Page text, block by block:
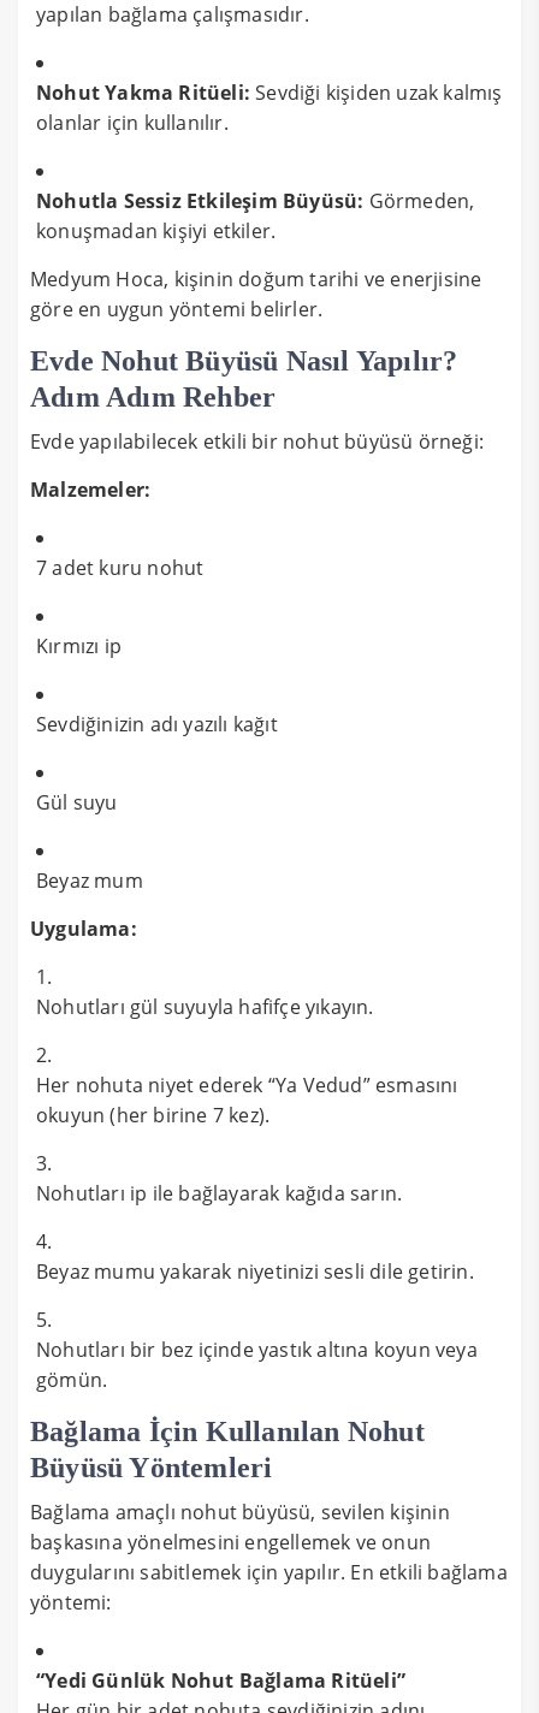
yapılan bağlama çalışmasıdır.
Nohut Yakma Ritüeli: Sevdiği kişiden uzak kalmış
olanlar için kullanılır.
Nohutla Sessiz Etkileşim Büyüsü: Görmeden,
konuşmadan kişiyi etkiler.
Medyum Hoca, kişinin doğum tarihi ve enerjisine
göre en uygun yöntemi belirler.
Evde Nohut Büyüsü Nasıl Yapılır?
Adım Adım Rehber
Evde yapılabilecek etkili bir nohut büyüsü örneği:
Malzemeler:
7 adet kuru nohut
Kırmızı ip
Sevdiğinizin adı yazılı kağıt
Gül suyu
Beyaz mum
Uygulama:
Nohutları gül suyuyla hafifçe yıkayın.
Her nohuta niyet ederek “Ya Vedud” esmasını
okuyun (her birine 7 kez).
Nohutları ip ile bağlayarak kağıda sarın.
Beyaz mumu yakarak niyetinizi sesli dile getirin.
Nohutları bir bez içinde yastık altına koyun veya
gömün.
Bağlama İçin Kullanılan Nohut
Büyüsü Yöntemleri
Bağlama amaçlı nohut büyüsü, sevilen kişinin
başkasına yönelmesini engellemek ve onun
duygularını sabitlemek için yapılır. En etkili bağlama
yöntemi:
“Yedi Günlük Nohut Bağlama Ritüeli”